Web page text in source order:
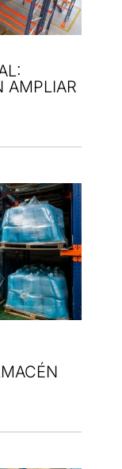
AMPLIAR